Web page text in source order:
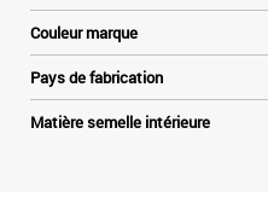
Couleur marque
Pays de fabrication
Matière semelle intérieure